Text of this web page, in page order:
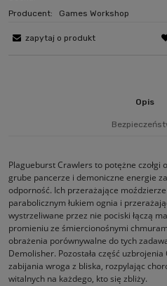
Producent:
Games Workshop
zapytaj o produkt
Opis
Plagueburst Crawlers to potężne
grube pancerze i demoniczne energie
odporność. Ich przerażające
parabolicznym łukiem ognia i
wystrzeliwane przez nie pociski łączą
promieniu ze śmiercionośnymi
obrażenia porównywalne do tych
Demolisher. Pozostała część
zabijania wroga z bliska, rozpylając
witalnych na każdego, kto się zbliży.